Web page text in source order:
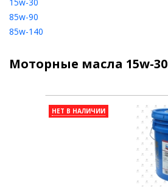
85w-90
85w-140
Моторные масла 15w-30
НЕТ В НАЛИЧИИ